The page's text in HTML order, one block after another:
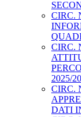
CIRC.
CIRC.
2025/
CIRC.
DATI